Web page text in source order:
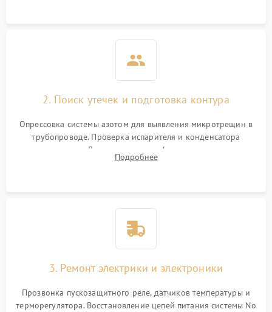
1800 ₽
2. Поиск утечек и подготовка контура
Опрессовка системы азотом для выявления микротрещин в
трубопроводе. Проверка испарителя и конденсатора
течеискателем. Демонтаж старого фильтра-осушителя и
продувка капиллярной трубки для устранения засоров.
Подробнее
3. Ремонт электрики и электроники
Прозвонка пускозащитного реле, датчиков температуры и
терморегулятора. Восстановление цепей питания системы No